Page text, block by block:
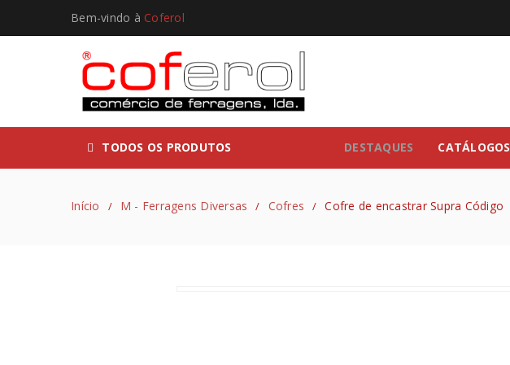
Bem-vindo à Coferol
TODOS OS PRODUTOS DESTAQUES CATÁLOGOS
Início / M - Ferragens Diversas / Cofres / Cofre de encastrar Supra Código